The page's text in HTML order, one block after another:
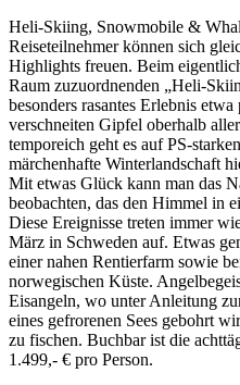
Heli-Skiing, Snowmobile &
Reiseteilnehmer können sich
Highlights freuen. Beim
Raum zuzuordnenden „Heli-
besonders rasantes Erlebnis
verschneiten Gipfel oberhalb
temporeich geht es auf PS-
märchenhafte Winterlandschaft
Mit etwas Glück kann man das
beobachten, das den Himmel in
Diese Ereignisse treten immer
März in Schweden auf. Etwas
einer nahen Rentierfarm sowie
norwegischen Küste.
Eisangeln, wo unter Anleitung
eines gefrorenen Sees gebohrt
zu fischen. Buchbar ist die
1.499,- € pro Person.